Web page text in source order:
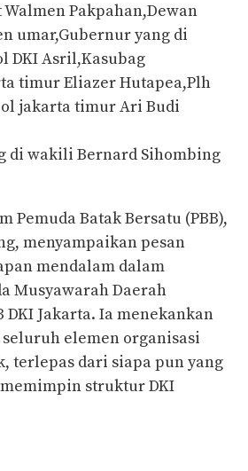
Walmen Pakpahan,Dewan
umar,Gubernur yang di
DKI Asril,Kasubag
timur Eliazer Hutapea,Plh
jakarta timur Ari Budi
di wakili Bernard Sihombing
Pemuda Batak Bersatu (PBB),
menyampaikan pesan
mendalam dalam
Musyawarah Daerah
DKI Jakarta. Ia menekankan
elemen organisasi
terlepas dari siapa pun yang
struktur DKI